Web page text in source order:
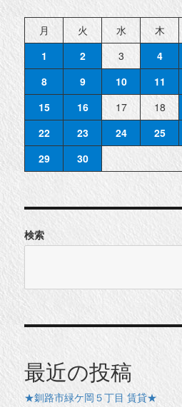
月 火 水 木
1
2 3 4
8
9 10 11
15
16 17 18
22
23 24 25
29
30
検索
最近の投稿
★釧路市緑ケ岡５丁目 賃貸★